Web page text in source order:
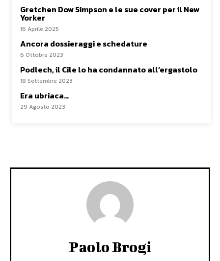
Gretchen Dow Simpson e le sue cover per il New
Yorker
16 Aprile 2025
Ancora dossieraggi e schedature
6 Ottobre 2023
Podlech, il Cile lo ha condannato all’ergastolo
18 Settembre 2023
Era ubriaca…
29 Agosto 2023
Paolo Brogi